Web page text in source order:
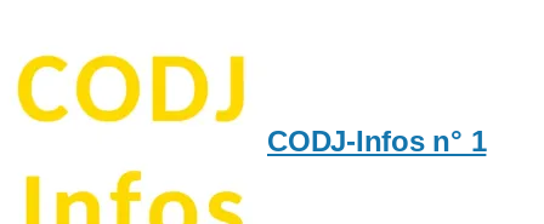
CODJ-Infos n° 1